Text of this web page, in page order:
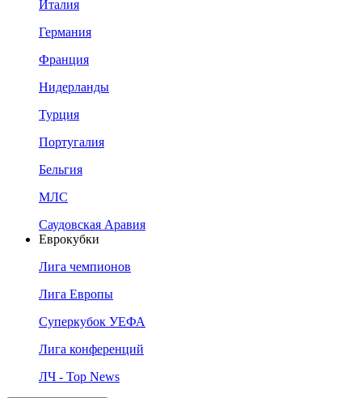
Италия
Германия
Франция
Нидерланды
Турция
Португалия
Бельгия
МЛС
Саудовская Аравия
Еврокубки
Лига чемпионов
Лига Европы
Суперкубок УЕФА
Лига конференций
ЛЧ - Top News